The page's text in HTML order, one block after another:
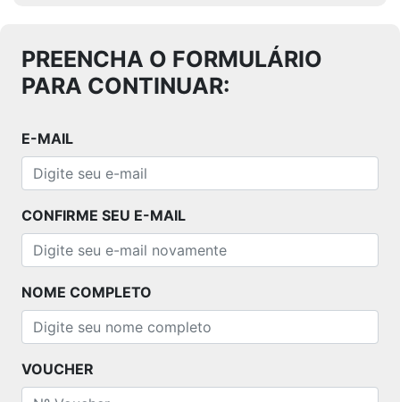
PREENCHA O FORMULÁRIO
PARA CONTINUAR:
E-MAIL
CONFIRME SEU E-MAIL
NOME COMPLETO
VOUCHER